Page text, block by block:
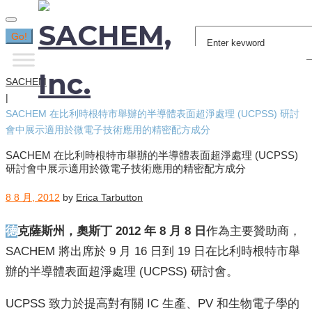
Search
for:
Go!
SACHEM
|
SACHEM 在比利時根特市舉辦的半導體表面超淨處理 (UCPSS) 研討
會中展示適用於微電子技術應用的精密配方成分
SACHEM 在比利時根特市舉辦的半導體表面超淨處理 (UCPSS)
研討會中展示適用於微電子技術應用的精密配方成分
8 8 月, 2012 by Erica Tarbutton
德克薩斯州，奧斯丁 2012 年 8 月 8 日 作為主要贊助商，
SACHEM 將出席於 9 月 16 日到 19 日在比利時根特市舉
辦的半導體表面超淨處理 (UCPSS) 研討會。
UCPSS 致力於提高對有關 IC 生產、PV 和生物電子學的